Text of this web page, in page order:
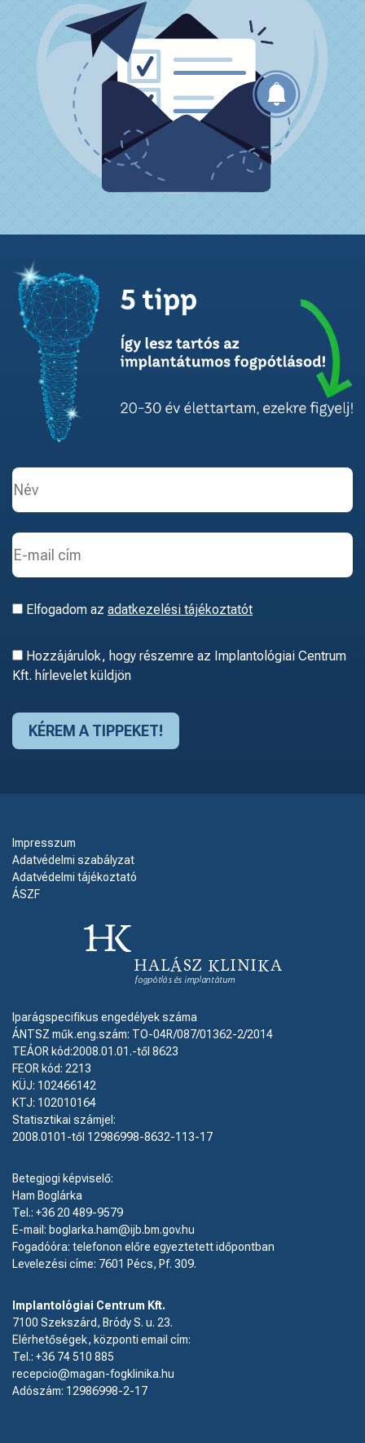
Elfogadom az adatkezelési tájékoztatót
Hozzájárulok, hogy részemre az Implantológiai Centrum
Kft. hírlevelet küldjön
Impresszum
Adatvédelmi szabályzat
Adatvédelmi tájékoztató
ÁSZF
Iparágspecifikus engedélyek száma
ÁNTSZ műk.eng.szám: TO-04R/087/01362-2/2014
TEÁOR kód:2008.01.01.-től 8623
FEOR kód: 2213
KÜJ: 102466142
KTJ: 102010164
Statisztikai számjel:
2008.0101-től 12986998-8632-113-17
Betegjogi képviselő:
Ham Boglárka
Tel.: +36 20 489-9579
E-mail: boglarka.ham@ijb.bm.gov.hu
Fogadóóra: telefonon előre egyeztetett időpontban
Levelezési címe: 7601 Pécs, Pf. 309.
Implantológiai Centrum Kft.
7100 Szekszárd, Bródy S. u. 23.
Elérhetőségek, központi email cím:
Tel.: +36 74 510 885
recepcio@magan-fogklinika.hu
Adószám: 12986998-2-17